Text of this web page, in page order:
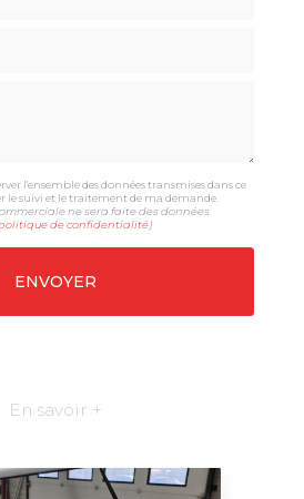
l'ensemble des données transmises dans ce
suivi et le traitement de ma demande.
ne sera faite des données
de confidentialité)
En savoir +